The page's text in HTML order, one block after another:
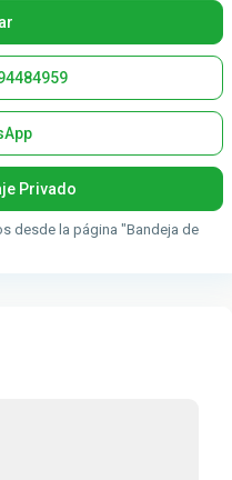
desde la página "Bandeja de